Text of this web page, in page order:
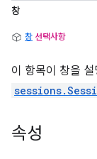
창
창 선택사항
이 항목이 창을
속성